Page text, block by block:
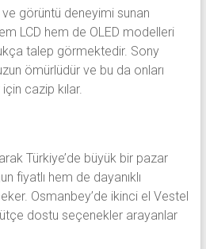
görüntü deneyimi sunan
LCD hem de OLED modelleri
talep görmektedir. Sony
ömürlüdür ve bu da onları
cazip kılar.
Türkiye’de büyük bir pazar
fiyatlı hem de dayanıklı
Osmanbey’de ikinci el Vestel
dostu seçenekler arayanlar